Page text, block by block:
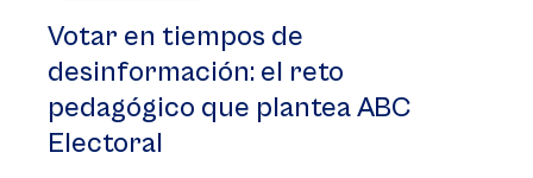
Votar en tiempos de
desinformación: el reto
pedagógico que plantea ABC
Electoral